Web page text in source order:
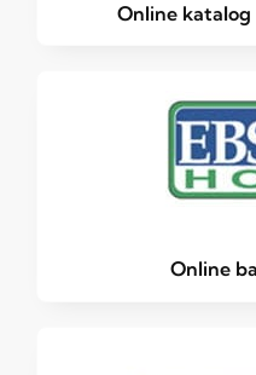
Online katalog
Online